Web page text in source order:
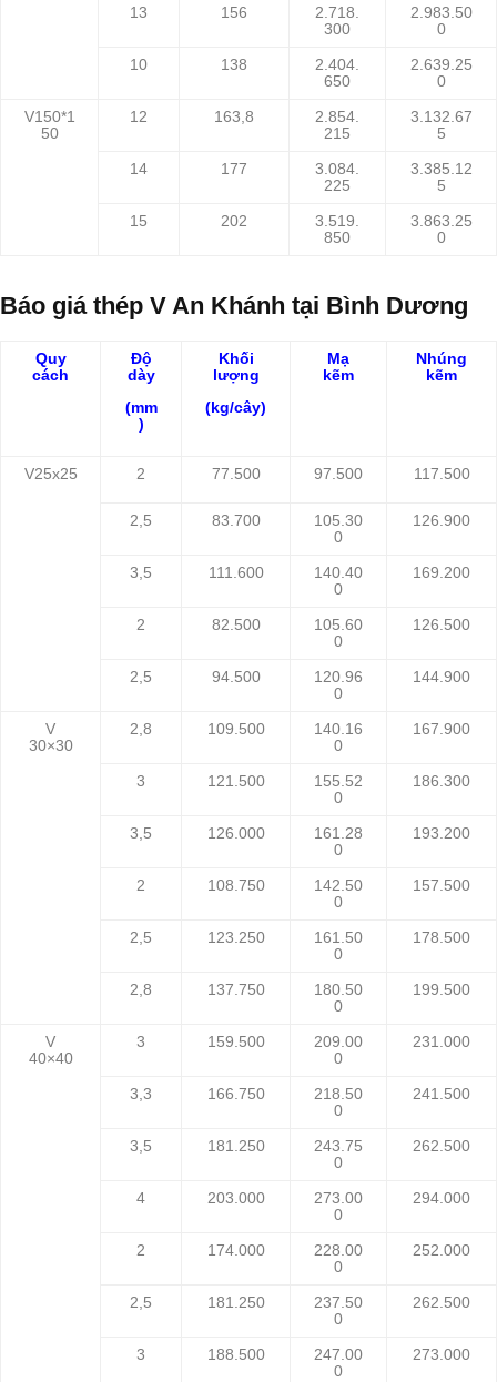
13 156
2.718.
300
2.983.50
0
10 138
2.404.
650
2.639.25
0
V150*1
50
12 163,8
2.854.
215
3.132.67
5
14 177
3.084.
225
3.385.12
5
15 202
3.519.
850
3.863.25
0
Báo giá thép V An Khánh tại Bình Dương
Quy
cách
Độ
dày
(mm
)
Khối
lượng
(kg/cây)
Mạ
kẽm
Nhúng
kẽm
V25x25 2 77.500 97.500 117.500
2,5 83.700
105.30
0
126.900
3,5 111.600
140.40
0
169.200
2 82.500
105.60
0
126.500
2,5 94.500
120.96
0
144.900
V
30×30
2,8 109.500
140.16
0
167.900
3 121.500
155.52
0
186.300
3,5 126.000
161.28
0
193.200
2 108.750
142.50
0
157.500
2,5 123.250
161.50
0
178.500
2,8 137.750
180.50
0
199.500
V
40×40
3 159.500
209.00
0
231.000
3,3 166.750
218.50
0
241.500
3,5 181.250
243.75
0
262.500
4 203.000
273.00
0
294.000
2 174.000
228.00
0
252.000
2,5 181.250
237.50
0
262.500
3 188.500
247.00
0
273.000